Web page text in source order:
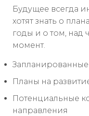
Будущее всегда
хотят знать о
годы и о том, над
момент.
Планы на
Потенциальные
направления